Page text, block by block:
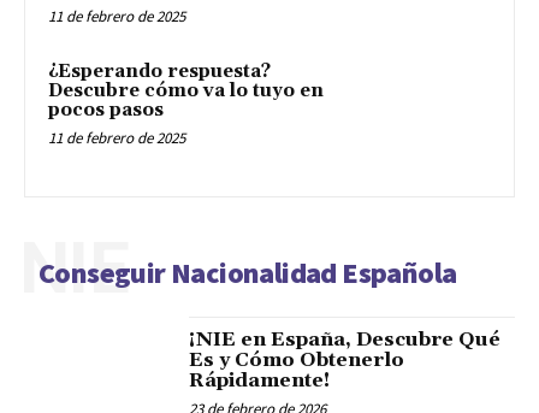
11 de febrero de 2025
¿Esperando respuesta?
Descubre cómo va lo tuyo en
pocos pasos
11 de febrero de 2025
Conseguir Nacionalidad Española
NIE
¡NIE en España, Descubre Qué
Es y Cómo Obtenerlo
Rápidamente!
23 de febrero de 2026